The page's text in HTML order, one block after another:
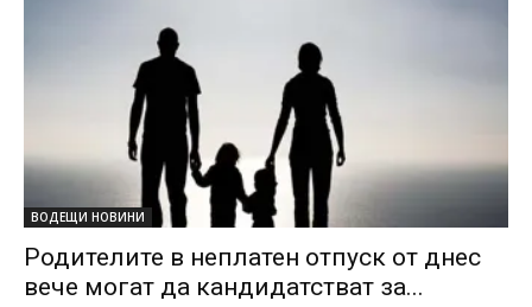
ВОДЕЩИ НОВИНИ
Родителите в неплатен отпуск от днес
вече могат да кандидатстват за...